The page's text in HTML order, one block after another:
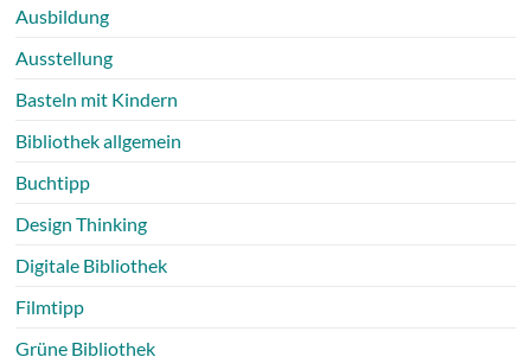
Ausbildung
Ausstellung
Basteln mit Kindern
Bibliothek allgemein
Buchtipp
Design Thinking
Digitale Bibliothek
Filmtipp
Grüne Bibliothek